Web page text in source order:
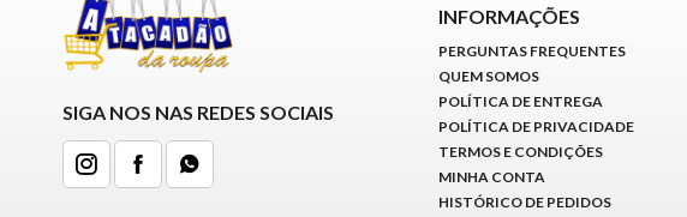
SIGA NOS NAS REDES SOCIAIS
INFORMAÇÕES
PERGUNTAS FREQUENTES
QUEM SOMOS
POLÍTICA DE ENTREGA
POLÍTICA DE PRIVACIDADE
TERMOS E CONDIÇÕES
MINHA CONTA
HISTÓRICO DE PEDIDOS